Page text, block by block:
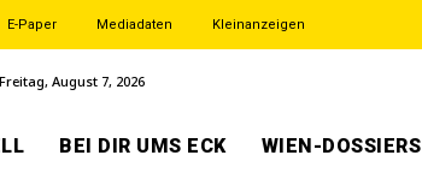
E-Paper Mediadaten Kleinanzeigen
Freitag, August 7, 2026
BEI DIR UMS ECK WIEN-DOSSIERS